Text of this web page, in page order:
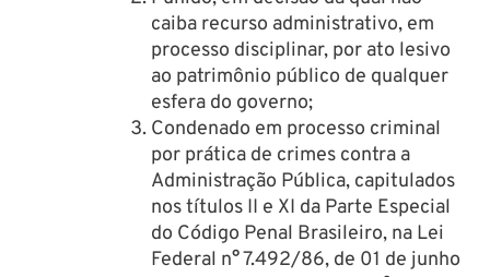
caiba recurso administrativo, em
processo disciplinar, por ato lesivo
ao patrimônio público de qualquer
esfera do governo;
Condenado em processo criminal
por prática de crimes contra a
Administração Pública, capitulados
nos títulos II e XI da Parte Especial
do Código Penal Brasileiro, na Lei
Federal n° 7.492/86, de 01 de junho